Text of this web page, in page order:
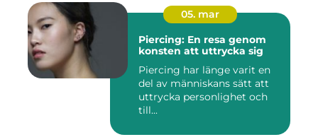
05. mar
Piercing: En resa genom
konsten att uttrycka sig
Piercing har länge varit en
del av människans sätt att
uttrycka personlighet och
till...